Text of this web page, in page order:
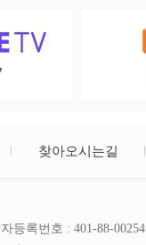
찾아오시는길
등록번호 : 401-88-00254